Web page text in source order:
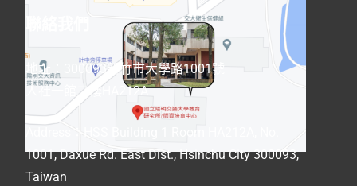
地址：300093新竹市大學路1001號
人社一館二樓HA212A
1001, Daxue Rd. East Dist., Hsinchu City 300093,
Taiwan